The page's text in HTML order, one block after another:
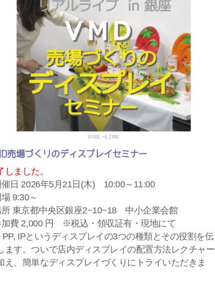
売場づくりのディスプレイセミナー
しました。
催日 2026年5月21日(木) 10:00～11:00
9:30～
所 東京都中央区銀座2−10−18 中小企業会館
加費 2,000 円 ※税込・領収証有・現地にて
PP, IPというディスプレイの3つの種類とその役割を伝
ます。ついで店内ディスプレイの配置方法レクチャー
え、簡単なディスプレイづくりにトライいただきま